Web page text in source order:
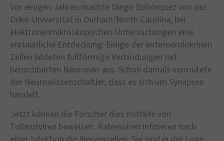
Vor einigen Jahren machte Diego Bohórquez von der
Duke-Universität in Durham/North Carolina, bei
elektronenmikroskopischen Untersuchungen eine
erstaunliche Entdeckung: Einige der enteroendokrinen
Zellen bildeten fußförmige Verbindungen mit
benachbarten Neuronen aus. Schon damals vermutete
der Neurowissenschaftler, dass es sich um Synapsen
handelt.
Jetzt können die Forscher dies mithilfe von
Tollwutviren beweisen. Rabiesviren infizieren nach